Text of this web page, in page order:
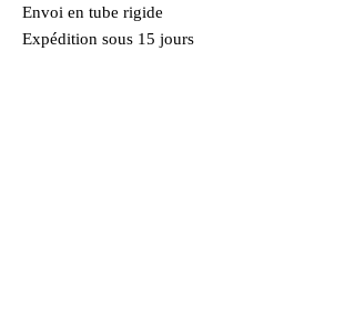
Envoi en tube rigide
Expédition sous 15 jours